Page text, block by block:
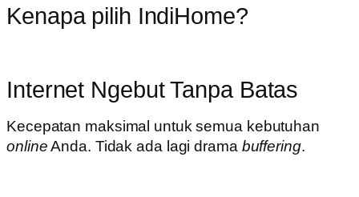
Kenapa pilih IndiHome?
Internet Ngebut Tanpa Batas
Kecepatan maksimal untuk semua kebutuhan
onlineAnda. Tidak ada lagi drama buffering.